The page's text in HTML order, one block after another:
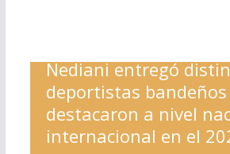
Nediani entregó
deportistas bandeños
destacaron a nivel
internacional en el